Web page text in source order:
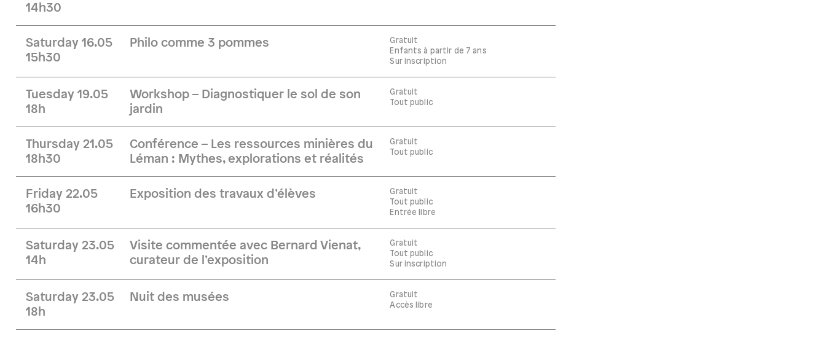
14h30
Saturday 16.05
15h30
Philo comme 3 pommes
Gratuit
Enfants à partir de 7 ans
Sur inscription
Tuesday 19.05
18h
Workshop – Diagnostiquer le sol de son
jardin
Gratuit
Tout public
Thursday 21.05
18h30
Conférence – Les ressources minières du
Léman : Mythes, explorations et réalités
Gratuit
Tout public
Friday 22.05
16h30
Exposition des travaux d’élèves
Gratuit
Tout public
Entrée libre
Saturday 23.05
14h
Visite commentée avec Bernard Vienat,
curateur de l’exposition
Gratuit
Tout public
Sur inscription
Saturday 23.05
18h
Nuit des musées
Gratuit
Accès libre